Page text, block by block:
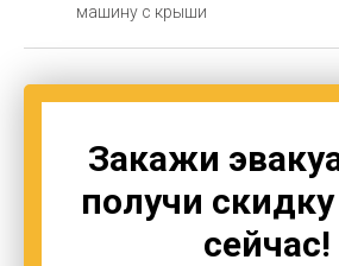
машину с крыши
Закажи
получи
сейчас!